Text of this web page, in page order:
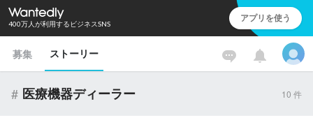
400万人が利用するビジネスSNS アプリを使う
募集 ストーリー
# 医療機器ディーラー 10 件